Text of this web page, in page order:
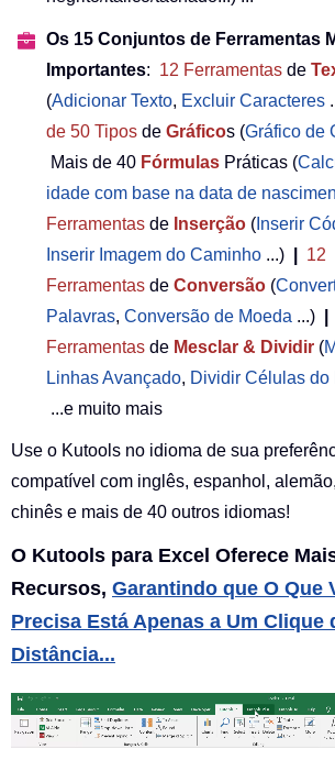
Os 15 Conjuntos de Ferramentas
Importantes: 12 Ferramentas de
(Adicionar Texto, Excluir Caracteres
de 50 Tipos de Gráficos (Gráfico de
Mais de 40 Fórmulas Práticas (
idade com base na data de
Ferramentas de Inserção ( Inserir
Inserir Imagem do Caminho ...)
12
Ferramentas de Conversão (
Palavras, Conversão de Moeda ...)
Ferramentas de Mesclar & Dividir (
Linhas Avançado, Dividir Células do
...e muito mais
Use o Kutools no idioma de sua
compatível com inglês, espanhol,
chinês e mais de 40 outros idiomas!
O Kutools para Excel Oferece
Recursos, Garantindo que O Que
Precisa Está Apenas a Um Clique
Distância...